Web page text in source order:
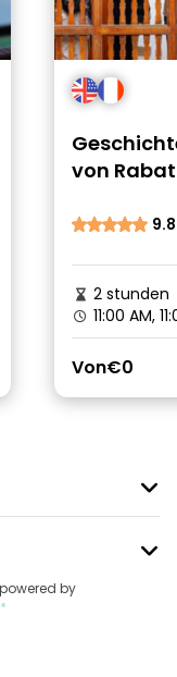
von
9.8
2 stunden
11:00 AM,
Von€0
by